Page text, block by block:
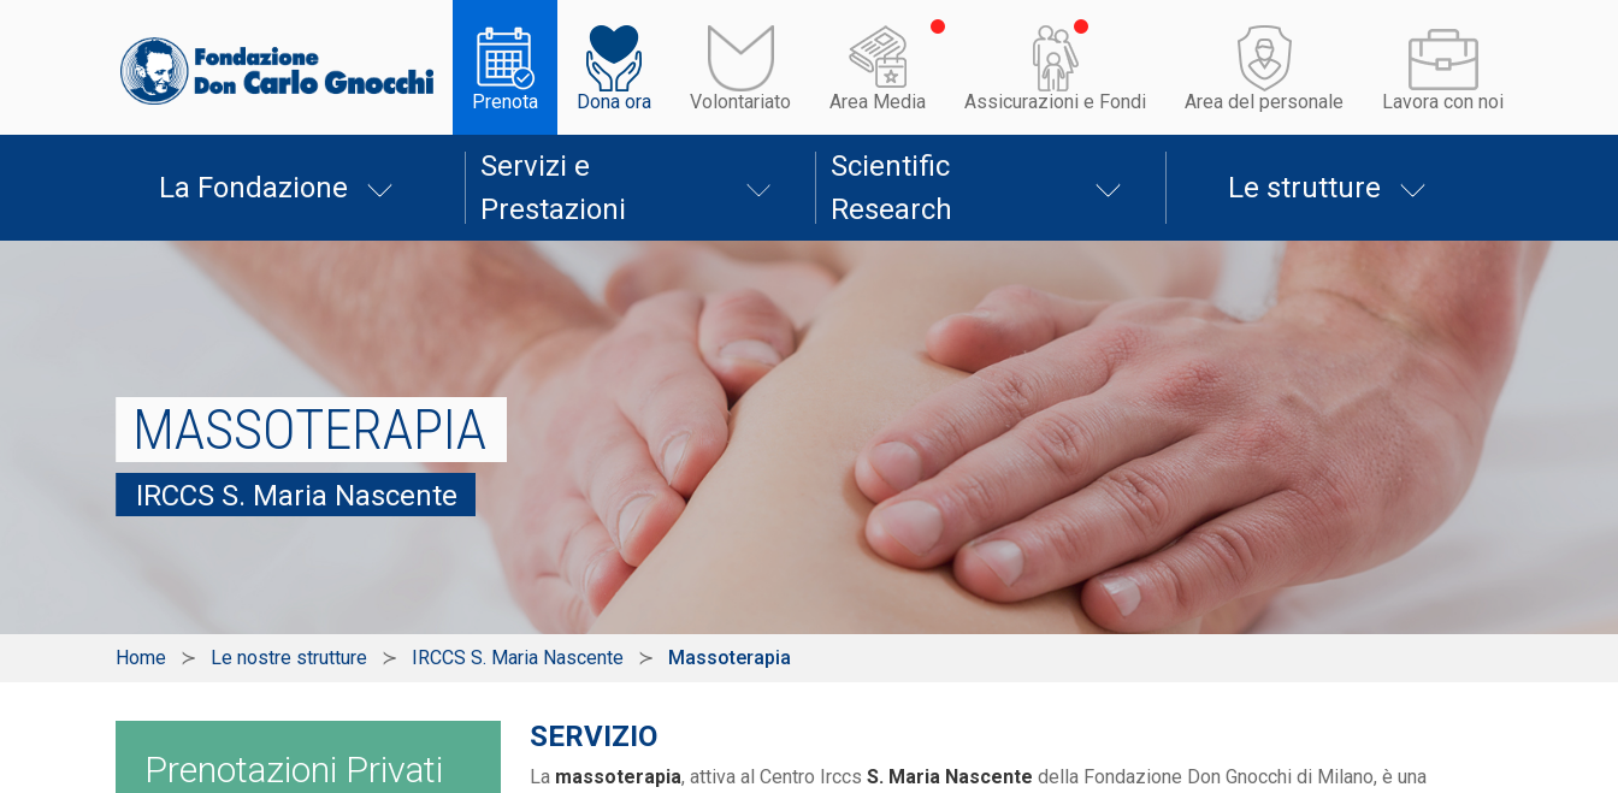
Prenota Dona ora Volontariato Area Media Assicurazioni e Fondi Area del personale Lavora con noi
La Fondazione
Servizi e
Prestazioni
Scientific
Research
Le strutture
MASSOTERAPIA
IRCCS S. Maria Nascente
Home Le nostre strutture IRCCS S. Maria Nascente Massoterapia
Prenotazioni Privati
SERVIZIO
La massoterapia, attiva al Centro Irccs S. Maria Nascente della Fondazione Don Gnocchi di Milano, è una